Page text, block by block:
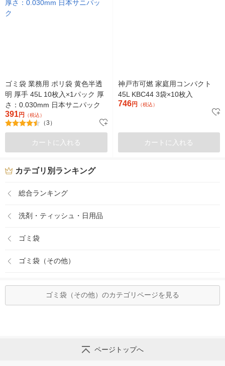
ゴミ袋 業務用 ポリ袋 黄色半透
明 厚手 45L 10枚入×1パック 厚
さ：0.030mm 日本サニパック
391円 （税込）
（3）
カートに入れる
神戸市可燃 家庭用コンパクト
45L KBC44 3袋×10枚入
746円 （税込）
カートに入れる
カテゴリ別ランキング
総合ランキング
洗剤・ティッシュ・日用品
ゴミ袋
ゴミ袋（その他）
ゴミ袋（その他）のカテゴリページを見る
ページトップへ